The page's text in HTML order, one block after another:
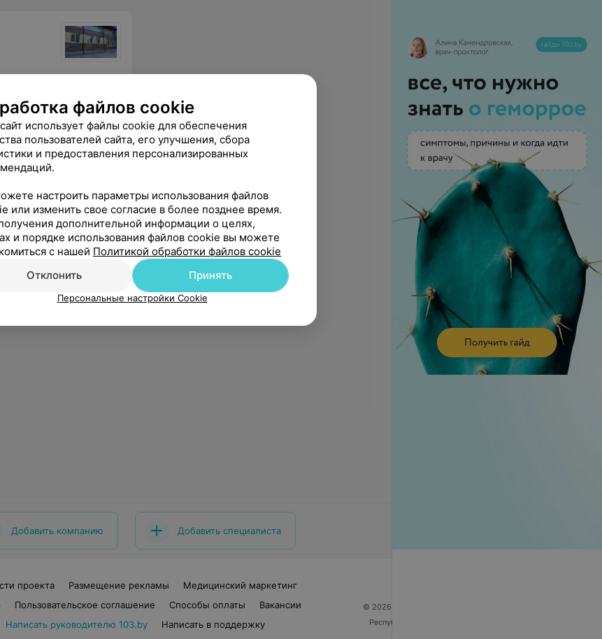
не бояться новинок, доверять профессионализму докторов центра. И радоваться и прекрасному результату.
Добавить компанию Добавить специалиста
проекта Размещение рекламы
Медицинский маркетинг
Пользовательское соглашение Способы оплаты
Вакансии
Написать руководителю 103.by
Написать в поддержку
© 2026 ООО «Артокс Лаб», УНП 191700409
Республика Беларусь, г. Минск, улица Толбухина, 2,
файлов cookie
использует файлы cookie для обеспечения
пользователей сайта, его улучшения, сбора
и предоставления персонализированных
настроить параметры использования файлов
или изменить свое согласие в более позднее время.
дополнительной информации о целях,
и порядке использования файлов cookie вы можете
с нашей Политикой обработки файлов cookie
Отклонить
Принять
Персональные настройки Cookie